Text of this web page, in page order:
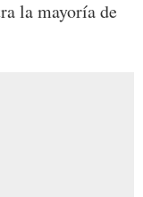
la mayoría de